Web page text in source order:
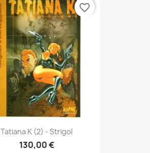
Tatiana K (2) - Strigoî
130,00 €
favorite_border